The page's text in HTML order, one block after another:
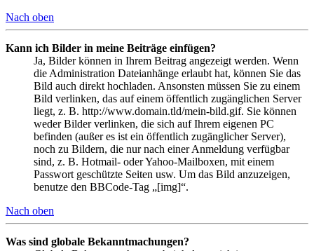
Nach oben
Kann ich Bilder in meine Beiträge einfügen?
Ja, Bilder können in Ihrem Beitrag angezeigt werden. Wenn
die Administration Dateianhänge erlaubt hat, können Sie das
Bild auch direkt hochladen. Ansonsten müssen Sie zu einem
Bild verlinken, das auf einem öffentlich zugänglichen Server
liegt, z. B. http://www.domain.tld/mein-bild.gif. Sie können
weder Bilder verlinken, die sich auf Ihrem eigenen PC
befinden (außer es ist ein öffentlich zugänglicher Server),
noch zu Bildern, die nur nach einer Anmeldung verfügbar
sind, z. B. Hotmail- oder Yahoo-Mailboxen, mit einem
Passwort geschützte Seiten usw. Um das Bild anzuzeigen,
benutze den BBCode-Tag „[img]“.
Nach oben
Was sind globale Bekanntmachungen?